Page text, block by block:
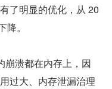
了明显的优化，从 20
。
崩溃都在内存上，因
过大、内存泄漏治理